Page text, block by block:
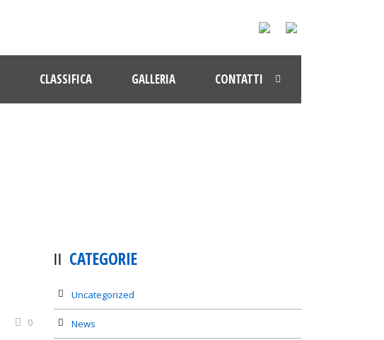
CLASSIFICA GALLERIA CONTATTI
0
CATEGORIE
Uncategorized
News